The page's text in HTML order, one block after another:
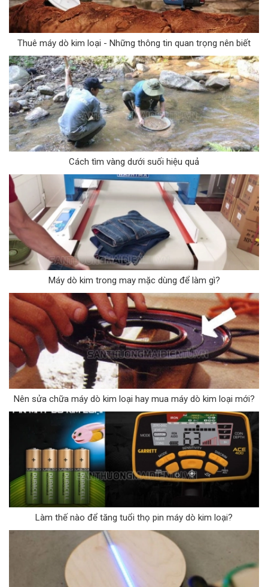
Thuê máy dò kim loại - Những thông tin quan trọng nên biết
Cách tìm vàng dưới suối hiệu quả
Máy dò kim trong may mặc dùng để làm gì?
Nên sửa chữa máy dò kim loại hay mua máy dò kim loại mới?
Làm thế nào để tăng tuổi thọ pin máy dò kim loại?